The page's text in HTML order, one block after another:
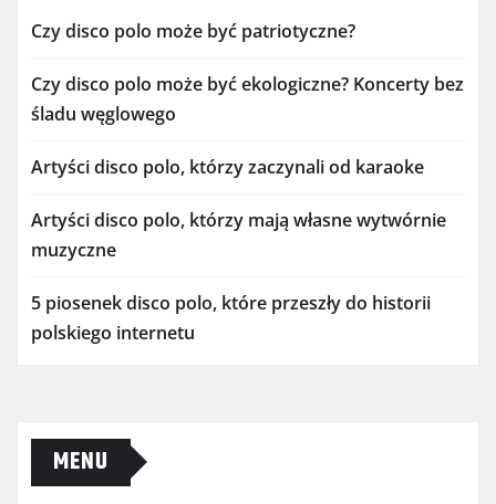
Czy disco polo może być patriotyczne?
Czy disco polo może być ekologiczne? Koncerty bez
śladu węglowego
Artyści disco polo, którzy zaczynali od karaoke
Artyści disco polo, którzy mają własne wytwórnie
muzyczne
5 piosenek disco polo, które przeszły do historii
polskiego internetu
MENU